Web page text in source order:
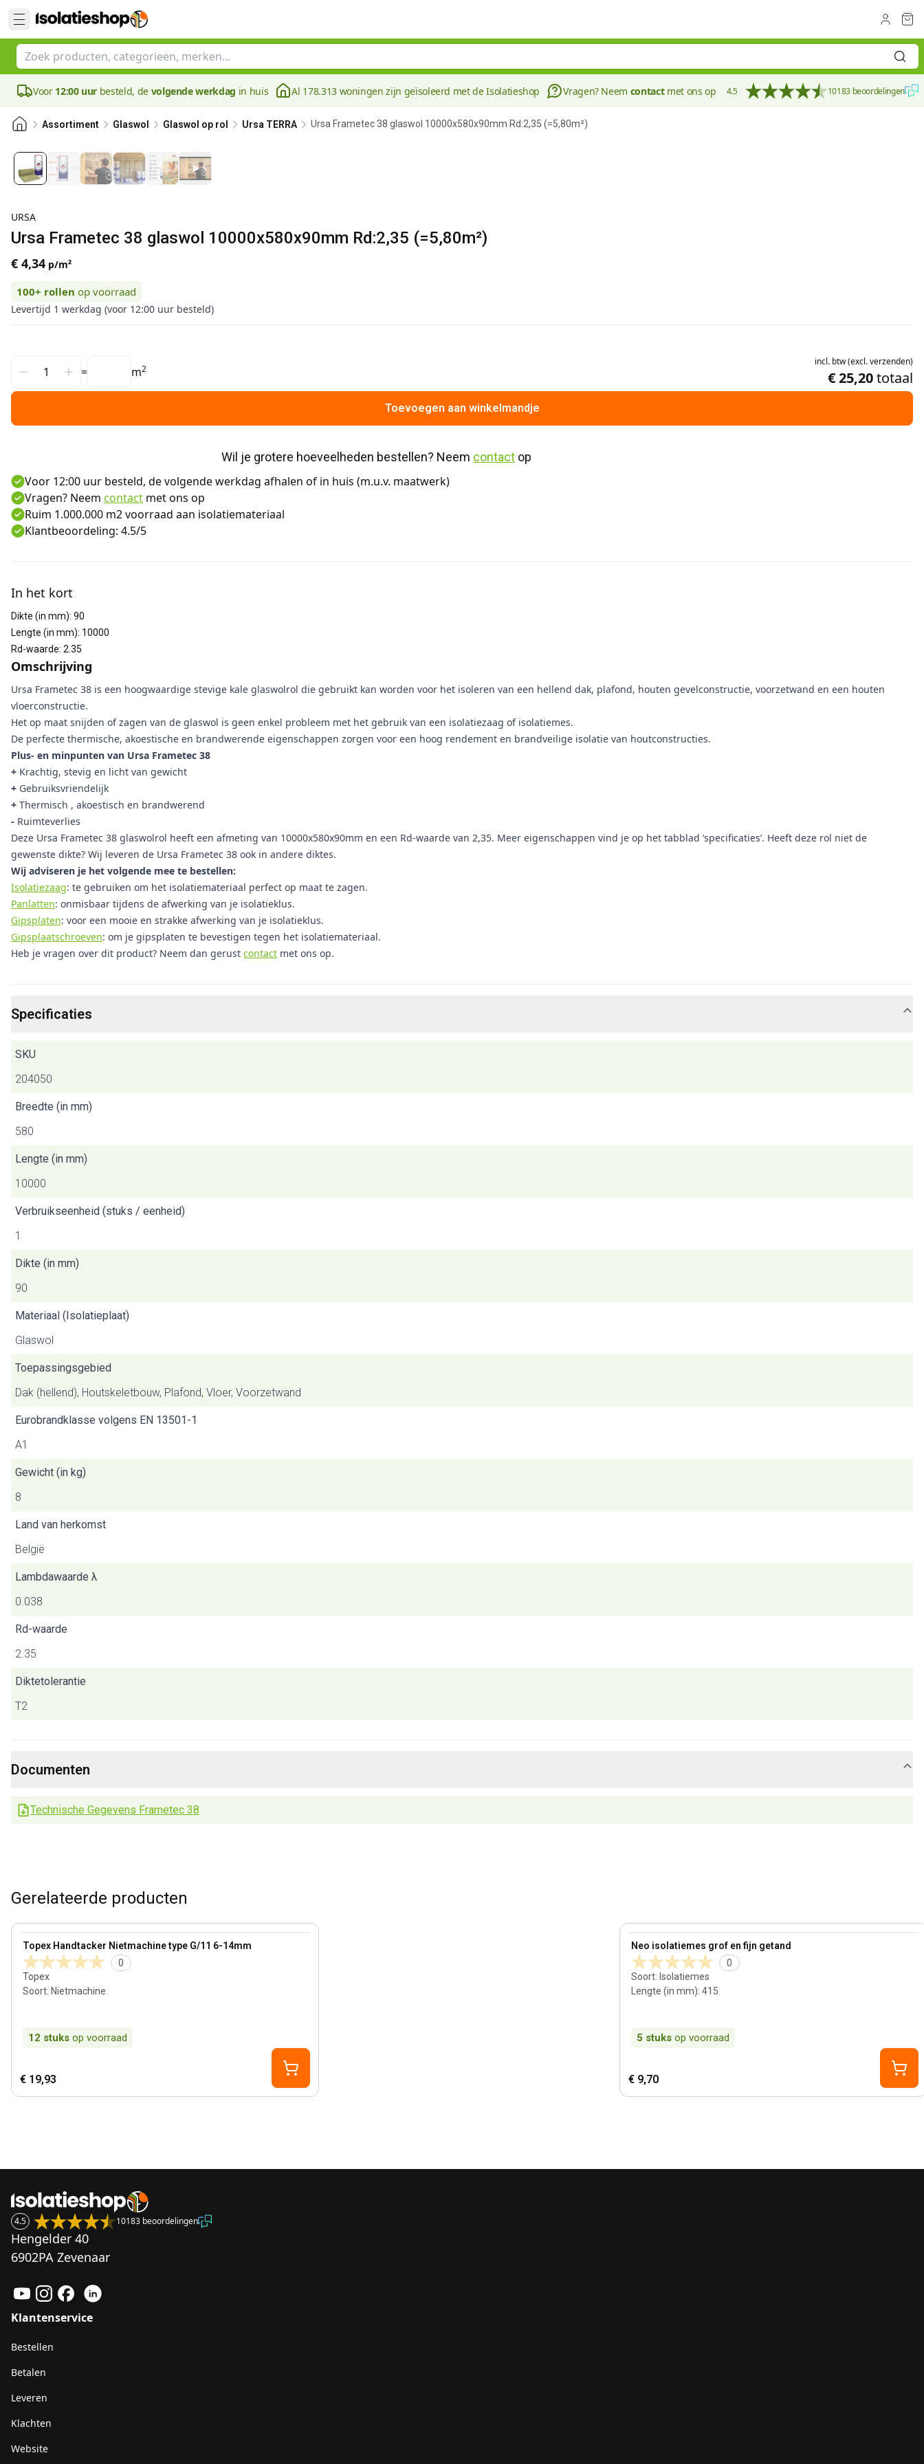
Voor 12:00 uur besteld, de volgende werkdag in huis Al 178.313 woningen zijn geïsoleerd met de Isolatieshop Vragen? Neem contactmet ons op 4.5 10183 beoordelingen
Assortiment Glaswol Glaswol op rol Ursa TERRA Ursa Frametec 38 glaswol 10000x580x90mm Rd:2,35 (=5,80m²)
URSA
Ursa Frametec 38 glaswol 10000x580x90mm Rd:2,35 (=5,80m²)
€ 4,34 p/m²
100+ rollen op voorraad
Levertijd 1 werkdag (voor 12:00 uur besteld)
= m2
incl. btw(excl.verzenden)
€ 25,20totaal
Toevoegen aan winkelmandje
Wil je grotere hoeveelheden bestellen? Neem contact op
Voor 12:00 uur besteld, de volgende werkdag afhalen of in huis (m.u.v. maatwerk)
Vragen? Neem contact met ons op
Ruim 1.000.000 m2 voorraad aan isolatiemateriaal
Klantbeoordeling: 4.5/5
In het kort
Dikte (in mm): 90
Lengte (in mm): 10000
Rd-waarde: 2.35
Omschrijving
Ursa Frametec 38 is een hoogwaardige stevige kale glaswolrol die gebruikt kan worden voor het isoleren van een hellend dak, plafond, houten gevelconstructie, voorzetwand en een houten
vloerconstructie.
Het op maat snijden of zagen van de glaswol is geen enkel probleem met het gebruik van een isolatiezaag of isolatiemes.
De perfecte thermische, akoestische en brandwerende eigenschappen zorgen voor een hoog rendement en brandveilige isolatie van houtconstructies.
Plus- en minpunten van Ursa Frametec 38
+ Krachtig, stevig en licht van gewicht
+ Gebruiksvriendelijk
+ Thermisch , akoestisch en brandwerend
- Ruimteverlies
Deze Ursa Frametec 38 glaswolrol heeft een afmeting van 10000x580x90mm en een Rd-waarde van 2,35. Meer eigenschappen vind je op het tabblad ‘specificaties’. Heeft deze rol niet de
gewenste dikte? Wij leveren de Ursa Frametec 38 ook in andere diktes.
Wij adviseren je het volgende mee te bestellen:
Isolatiezaag: te gebruiken om het isolatiemateriaal perfect op maat te zagen.
Panlatten: onmisbaar tijdens de afwerking van je isolatieklus.
Gipsplaten: voor een mooie en strakke afwerking van je isolatieklus.
Gipsplaatschroeven: om je gipsplaten te bevestigen tegen het isolatiemateriaal.
Heb je vragen over dit product? Neem dan gerust contact met ons op.
Specificaties
SKU
204050
Breedte (in mm)
580
Lengte (in mm)
10000
Verbruikseenheid (stuks / eenheid)
1
Dikte (in mm)
90
Materiaal (Isolatieplaat)
Glaswol
Toepassingsgebied
Dak (hellend), Houtskeletbouw, Plafond, Vloer, Voorzetwand
Eurobrandklasse volgens EN 13501-1
A1
Gewicht (in kg)
8
Land van herkomst
België
Lambdawaarde λ
0.038
Rd-waarde
2.35
Diktetolerantie
T2
Documenten
Technische Gegevens Frametec 38
Gerelateerde producten
Topex Handtacker Nietmachine type G/11 6-14mm
0
Topex
Soort: Nietmachine
12 stuks op voorraad
View product
€ 19,93
Neo isolatiemes grof en fijn getand
0
Soort: Isolatiemes
Lengte (in mm):415
5 stuks op voorraad
View product
€ 9,70
4.5 10183 beoordelingen
Hengelder 40
6902PA Zevenaar
Klantenservice
Bestellen
Betalen
Leveren
Klachten
Website